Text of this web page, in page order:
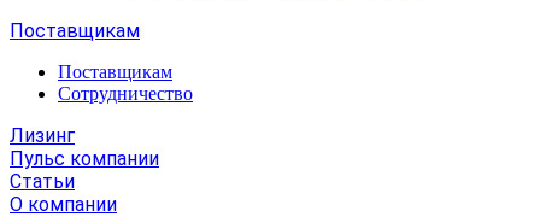
Поставщикам
Поставщикам
Сотрудничество
Лизинг
Пульс компании
Статьи
О компании